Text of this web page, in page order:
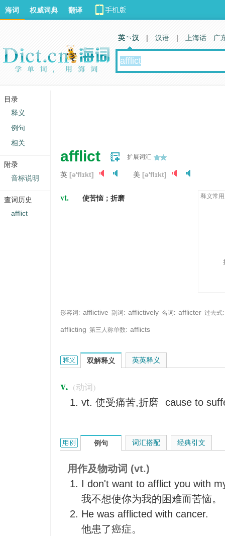
afflict 扩展词汇
英 [ə'flɪkt] 美 [ə'flɪkt]
vt. 使苦恼；折磨 释义常
形容词: afflictive 副词: afflictively 名词: afflicter 过去式:
afflicting 第三人称单数: afflicts
afflict的英文翻译是什么意思，词典释义与在线翻译
双解释义
v. (动词)
vt. 使受痛苦,折磨 cause to
英英释义
afflict的用法和样例：
例句
用作及物动词 (vt.)
I don't want to afflict you with
我不想使你为我的困难而苦恼。
He was afflicted with cancer.
他患了癌症。
词汇搭配 经典引文
海词 权威词典 翻译
英 汉 | 汉语 | 上海话 广
目录
释义
例句
相关
附录
音标说明
查词历史
afflict